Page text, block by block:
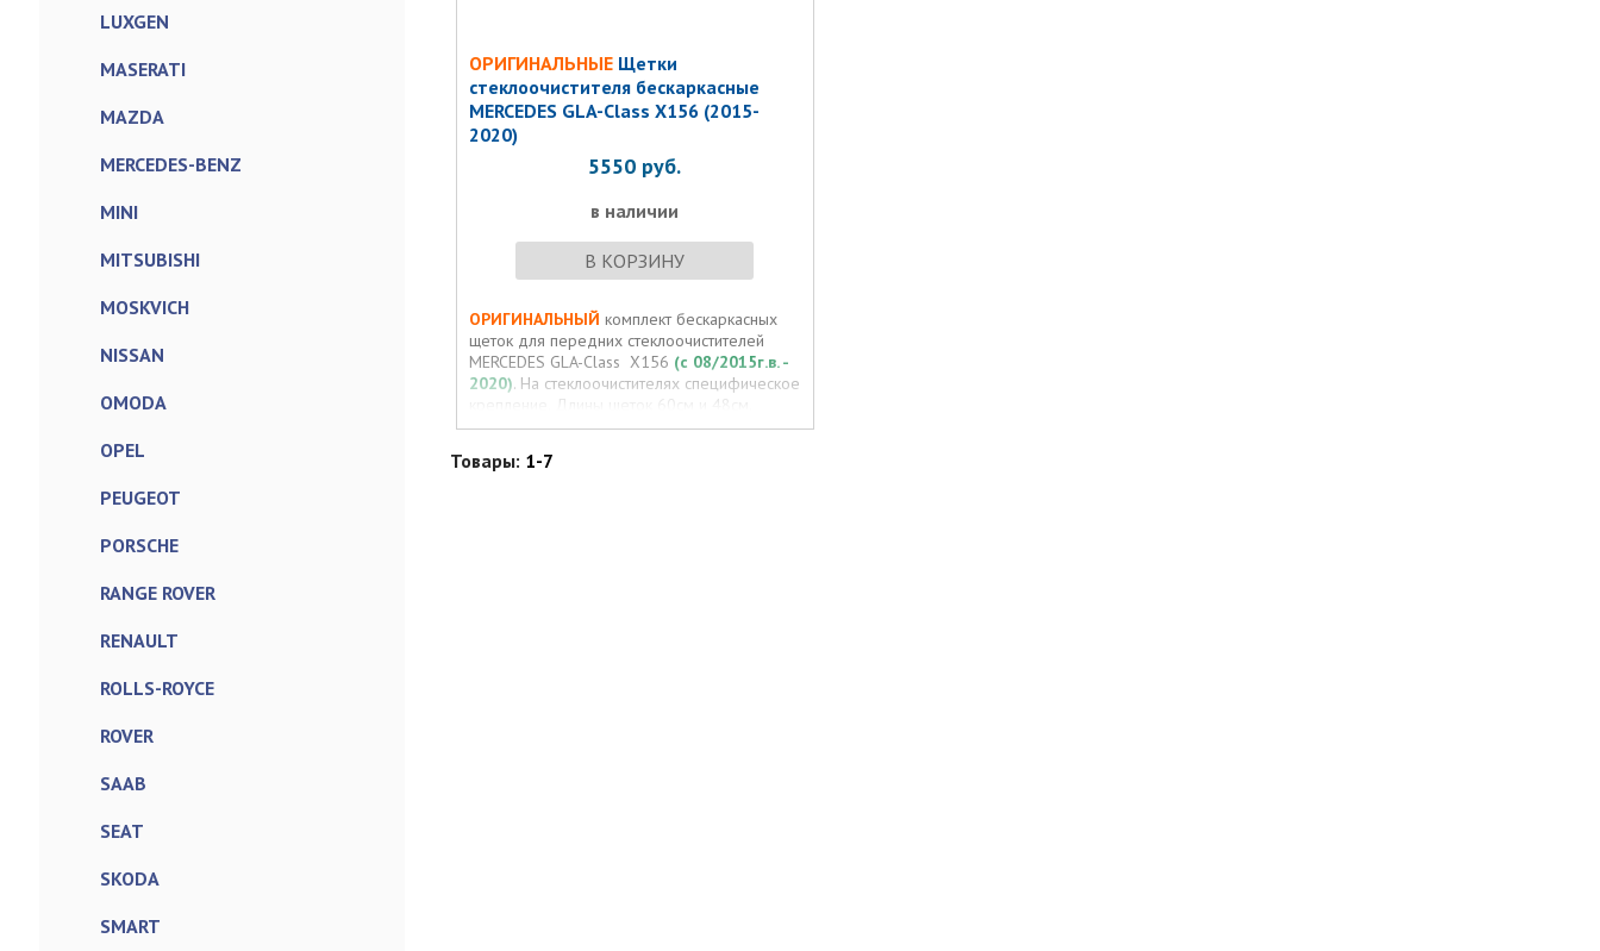
LUXGEN
MASERATI
MAZDA
MERCEDES-BENZ
MINI
MITSUBISHI
MOSKVICH
NISSAN
OMODA
OPEL
PEUGEOT
PORSCHE
RANGE ROVER
RENAULT
ROLLS-ROYCE
ROVER
SAAB
SEAT
SKODA
SMART
ОРИГИНАЛЬНЫЕЩетки
стеклоочистителя бескаркасные
MERCEDES GLA-Class X156 (2015-
2020)
5550 руб.
в наличии
В КОРЗИНУ
ОРИГИНАЛЬНЫЙ комплект бескаркасных
щеток для передних стеклоочистителей
MERCEDES GLA-Class X156 (с 08/2015г.в. -
2020). На стеклоочистителях специфическое
крепление. Длины щеток 60см и 48см.
Товары: 1-7